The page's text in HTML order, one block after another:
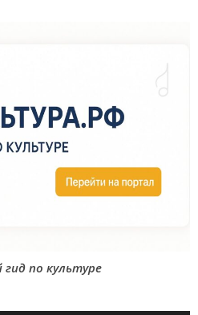
по культуре